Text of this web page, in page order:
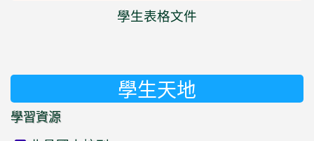
學生表格文件
學生天地
學習資源